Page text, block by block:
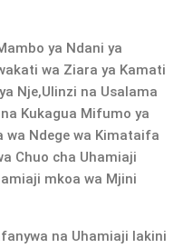
ya Ndani ya
wa Ziara ya Kamati
Nje,Ulinzi na Usalama
Kukagua Mifumo ya
wa Ndege wa Kimataifa
Chuo cha Uhamiaji
mkoa wa Mjini
na Uhamiaji lakini